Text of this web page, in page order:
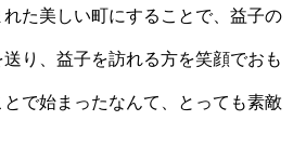
た美しい町にすることで、益子の
り、益子を訪れる方を笑顔でおも
で始まったなんて、とっても素敵